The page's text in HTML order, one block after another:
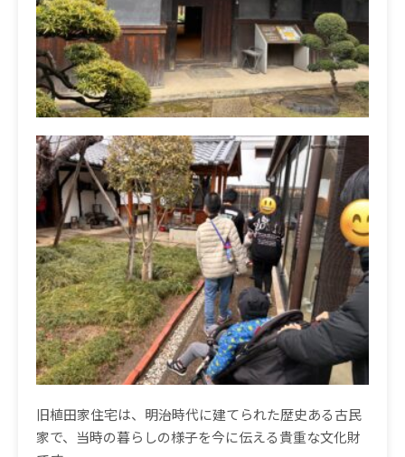
旧植田家住宅は、明治時代に建てられた歴史ある古民
家で、当時の暮らしの様子を今に伝える貴重な文化財